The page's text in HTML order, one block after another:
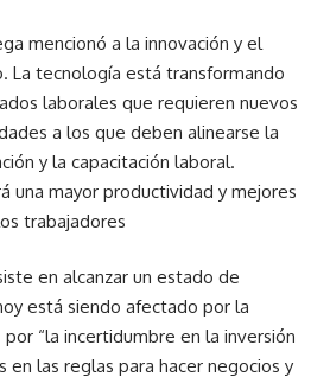
mencionó a la innovación y el
La tecnología está transformando
laborales que requieren nuevos
a los que deben alinearse la
y la capacitación laboral.
una mayor productividad y mejores
trabajadores
en alcanzar un estado de
está siendo afectado por la
por “la incertidumbre en la inversión
en las reglas para hacer negocios y